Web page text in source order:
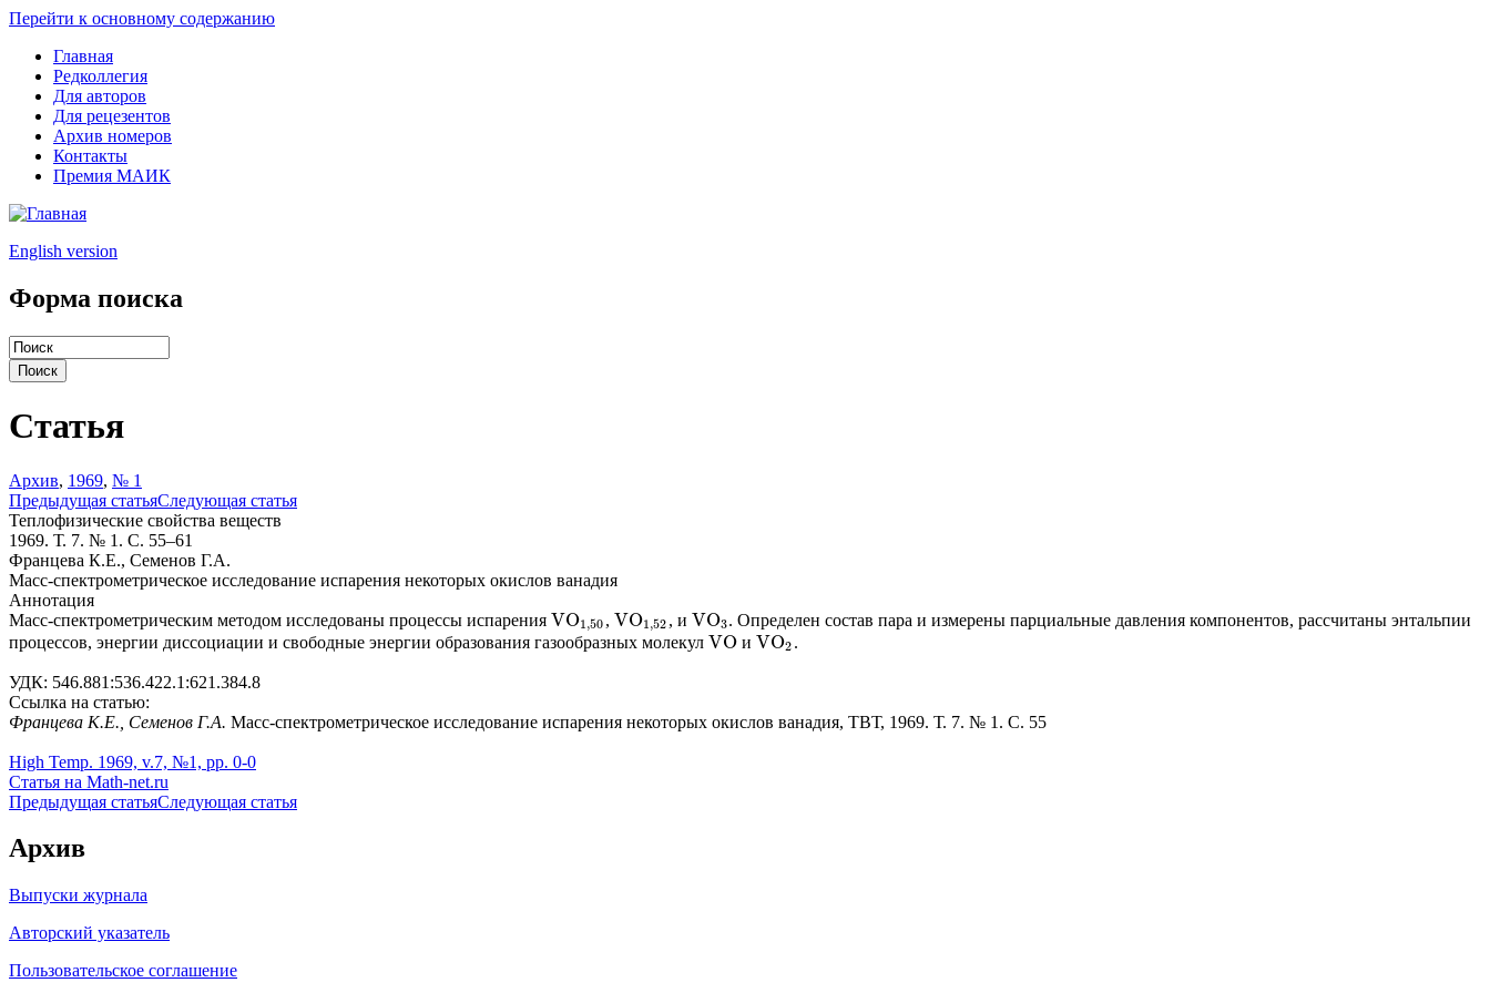
Перейти к основному содержанию
Главная
Редколлегия
Для авторов
Для рецезентов
Архив номеров
Контакты
Премия МАИК
English version
Форма поиска
Статья
Архив, 1969, № 1
Предыдущая статьяСледующая статья
Теплофизические свойства веществ
1969. Т. 7. № 1. С. 55–61
Францева К.Е., Семенов Г.А.
Масс-спектрометрическое исследование испарения некоторых окислов ванадия
Аннотация
Масс-спектрометрическим методом исследованы процессы испарения VO1,50
VO1 ,50,VO1,52
VO1 ,52, иVO3
VO3. Определен состав пара и измерены парциальные давления компонентов, рассчитаны энтальпии
процессов, энергии диссоциации и свободные энергии образования газообразных молекул VO
VO иVO2
VO2.
УДК: 546.881:536.422.1:621.384.8
Ссылка на статью:
Францева К.Е., Семенов Г.А. Масс-спектрометрическое исследование испарения некоторых окислов ванадия, ТВТ, 1969. Т. 7. № 1. С. 55
High Temp. 1969, v.7, №1, pp. 0-0
Статья на Math-net.ru
Предыдущая статьяСледующая статья
Архив
Выпуски журнала
Авторский указатель
Пользовательское соглашение